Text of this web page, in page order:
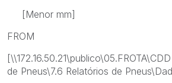
[Menor mm]
FROM
de Pneus\7.6 Relatórios de